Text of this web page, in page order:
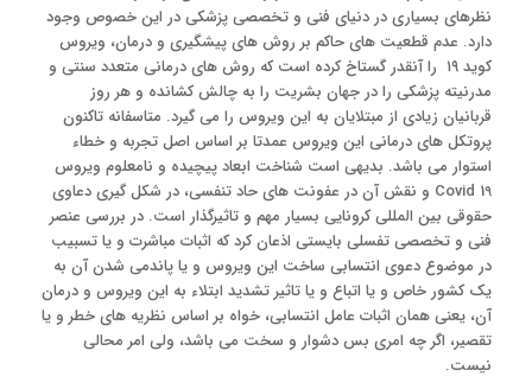
نظرهای بسیاری در دنیای فنی و تخصصی پزشکی در این خصوص وجود
دارد. عدم قطعیت های حاکم بر روش های پیشگیری و درمان، ویروس
کوید ۱۹ را آنقدر گستاخ کرده است که روش های درمانی متعدد سنتی و
مدرنیته پزشکی را در جهان بشریت را به چالش کشانده و هر روز
قربانیان زیادی از مبتلایان به این ویروس را می گیرد. متاسفانه تاکنون
پروتکل های درمانی این ویروس عمدتا بر اساس اصل تجربه و خطاء
استوار می باشد. بدیهی است شناخت ابعاد پیچیده و نامعلوم ویروس
Covid 19 و نقش آن در عفونت های حاد تنفسی، در شکل گیری دعاوی
حقوقی بین المللی کرونایی بسیار مهم و تاثیرگذار است. در بررسی عنصر
فنی و تخصصی تفسلی بایستی اذعان کرد که اثبات مباشرت و یا تسبیب
در موضوع دعوی انتسابی ساخت این ویروس و یا پاندمی شدن آن به
یک کشور خاص و یا اتباع و یا تاثیر تشدید ابتلاء به این ویروس و درمان
آن، یعنی همان اثبات عامل انتسابی، خواه بر اساس نظریه های خطر و یا
تقصیر، اگر چه امری بس دشوار و سخت می باشد، ولی امر محالی
نیست.